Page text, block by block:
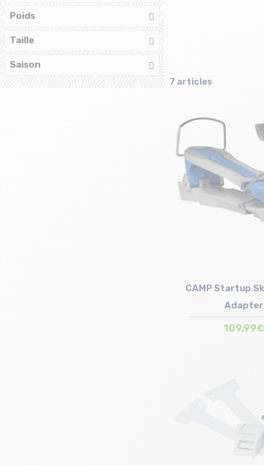
Poids
Taille
Saison
7 articles
CAMP Startup
Adapter
109,99€